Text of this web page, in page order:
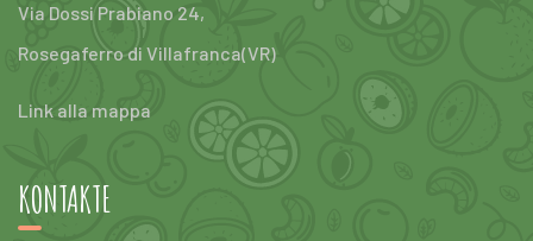
Via Dossi Prabiano 24,
Rosegaferro di Villafranca(VR)
Link alla mappa
KONTAKTE